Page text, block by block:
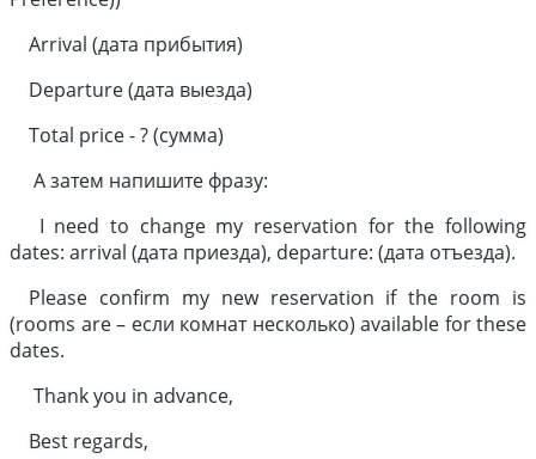
Arrival (дата прибытия)
Departure (дата выезда)
Total price - ? (сумма)
А затем напишите фразу:
I need to change my reservation for the following
dates: arrival (дата приезда), departure: (дата отъезда).
Please confirm my new reservation if the room is
(rooms are – если комнат несколько) available for these
dates.
Thank you in advance,
Best regards,